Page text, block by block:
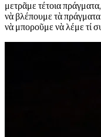
μετρᾶμε τέτοια
νὰ βλέπουμε τὰ
νὰ μποροῦμε νὰ λέμε τί